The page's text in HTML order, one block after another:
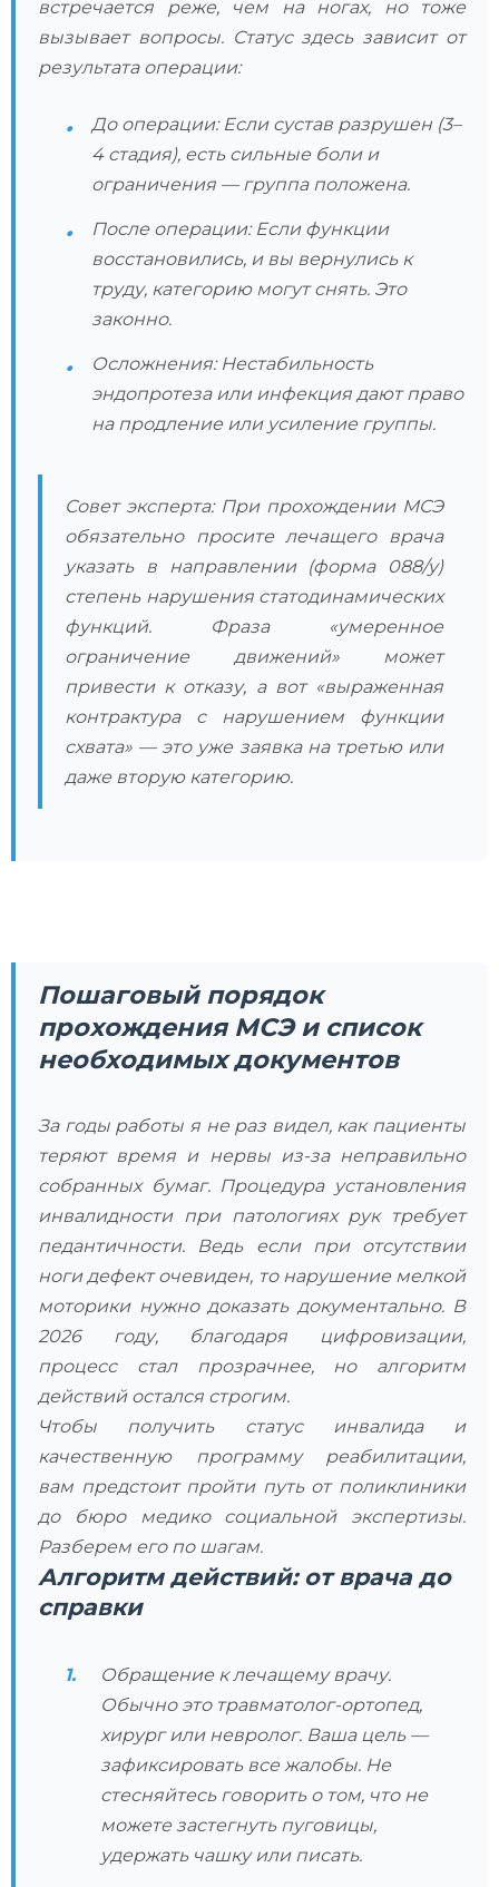
встречается реже, чем на ногах, но тоже
вызывает вопросы. Статус здесь зависит от
результата операции:
До операции: Если сустав разрушен (3–
4 стадия), есть сильные боли и
ограничения — группа положена.
После операции: Если функции
восстановились, и вы вернулись к
труду, категорию могут снять. Это
законно.
Осложнения: Нестабильность
эндопротеза или инфекция дают право
на продление или усиление группы.
Совет эксперта: При прохождении МСЭ
обязательно просите лечащего врача
указать в направлении (форма 088/у)
степень нарушения статодинамических
функций. Фраза «умеренное
ограничение движений» может
привести к отказу, а вот «выраженная
контрактура с нарушением функции
схвата» — это уже заявка на третью или
даже вторую категорию.
Пошаговый порядок
прохождения МСЭ и список
необходимых документов
За годы работы я не раз видел, как пациенты
теряют время и нервы из-за неправильно
собранных бумаг. Процедура установления
инвалидности при патологиях рук требует
педантичности. Ведь если при отсутствии
ноги дефект очевиден, то нарушение мелкой
моторики нужно доказать документально. В
2026 году, благодаря цифровизации,
процесс стал прозрачнее, но алгоритм
действий остался строгим.
Чтобы получить статус инвалида и
качественную программу реабилитации,
вам предстоит пройти путь от поликлиники
до бюро медико социальной экспертизы.
Разберем его по шагам.
Алгоритм действий: от врача до
справки
Обращение к лечащему врачу.
Обычно это травматолог-ортопед,
хирург или невролог. Ваша цель —
зафиксировать все жалобы. Не
стесняйтесь говорить о том, что не
можете застегнуть пуговицы,
удержать чашку или писать.